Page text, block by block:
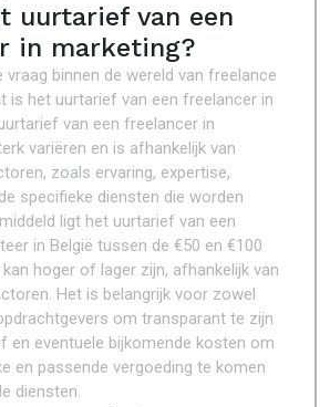
uurtarief van een
in marketing?
vraag binnen de wereld van freelance
is het uurtarief van een freelancer in
van een freelancer in
variëren en is afhankelijk van
zoals ervaring, expertise,
specifieke diensten die worden
ligt het uurtarief van een
in België tussen de €50 en €100
hoger of lager zijn, afhankelijk van
Het is belangrijk voor zowel
om transparant te zijn
en eventuele bijkomende kosten om
en passende vergoeding te komen
diensten.